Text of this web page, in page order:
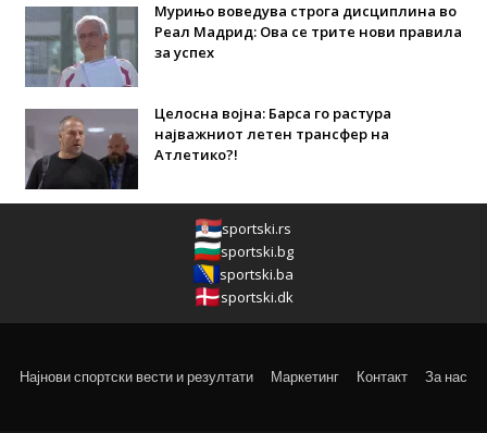
Мурињо воведува строга дисциплина во
Реал Мадрид: Ова се трите нови правила
за успех
Целосна војна: Барса го растура
најважниот летен трансфер на
Атлетико?!
sportski.rs
sportski.bg
sportski.ba
sportski.dk
Најнови спортски вести и резултати Маркетинг Контакт За нас